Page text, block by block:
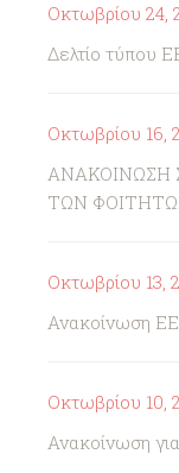
Οκτωβρίου 24,
Δελτίο τύπου
Οκτωβρίου 16,
ΑΝΑΚΟΙΝΩΣΗ
ΤΩΝ
Οκτωβρίου 13,
Ανακοίνωση
Οκτωβρίου 10,
Ανακοίνωση